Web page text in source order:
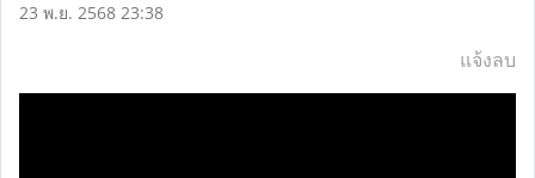
23 พ.ย. 2568 23:38
แจ้งลบ